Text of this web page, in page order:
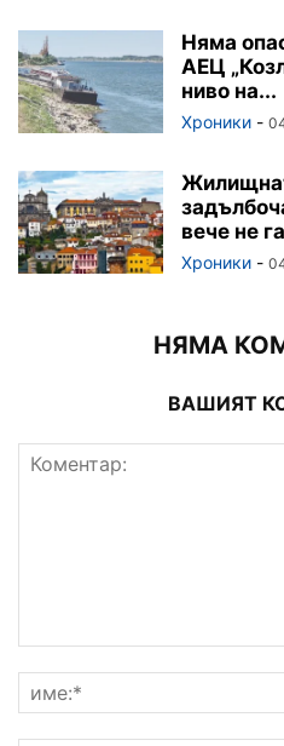
Няма
АЕЦ
ниво на...
Хроники -
вече не
Хроники -
НЯМА
ВАШИЯТ